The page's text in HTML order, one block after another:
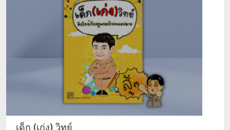
เด็ก (เก่ง) วิทย์